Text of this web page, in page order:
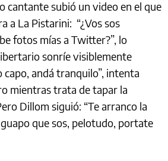
cantante subió un video en el que
a La Pistarini: “¿Vos sos
fotos mías a Twitter?”, lo
sonríe visiblemente
capo, andá tranquilo”, intenta
mientras trata de tapar la
Dillom siguió: “Te arranco la
que sos, pelotudo, portate